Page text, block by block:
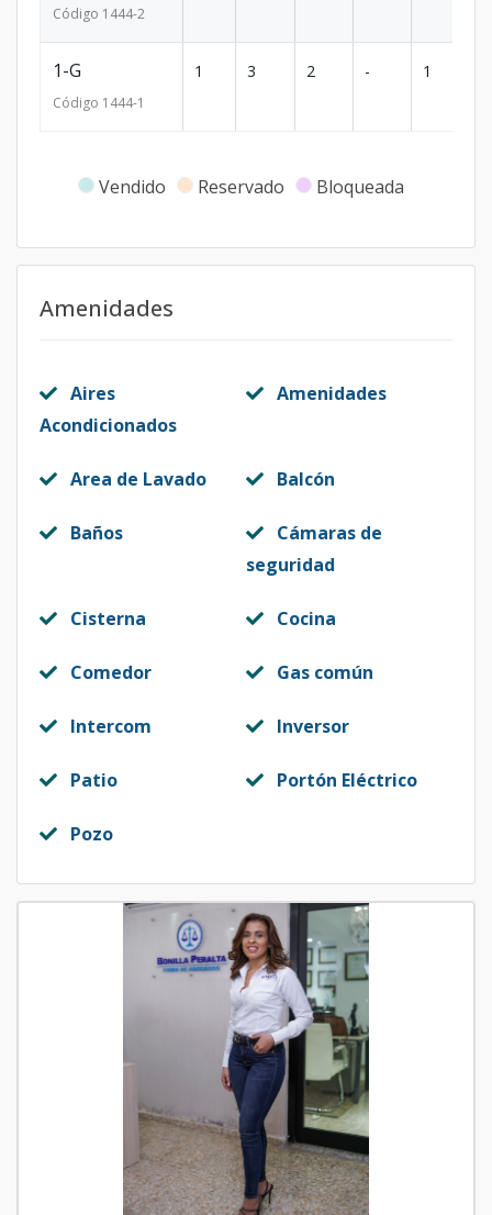
Código 1444-2
1-G
Código 1444-1
1 3 2 - 1
Vendido Reservado Bloqueada
Amenidades
Aires
Acondicionados
Amenidades
Area de Lavado Balcón
Baños
Cámaras de
seguridad
Cisterna Cocina
Comedor Gas común
Intercom Inversor
Patio Portón Eléctrico
Pozo